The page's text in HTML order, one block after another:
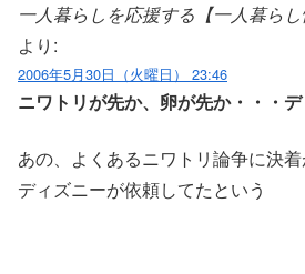
一人暮らしを応援する【一人暮ら
より:
2006年5月30日（火曜日） 23:46
ニワトリが先か、卵が先か・・・
あの、よくあるニワトリ論争に決着
ディズニーが依頼してたという